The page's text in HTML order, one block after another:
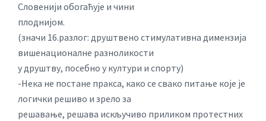
Словенији обогаћује и чини
плоднијом.
(значи 16.разлог: друштвено стимулативна димензија
вишенационалне разноликости
у друштву, посебно у култури и спорту)
-Нека не постане пракса, како се свако питање које је
логички решиво и зрело за
решавање, решава искључиво приликом протестних